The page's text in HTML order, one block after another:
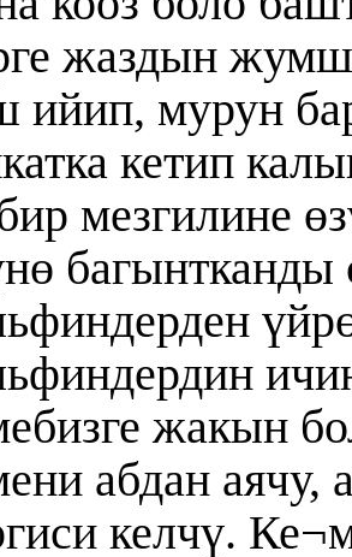
жаздын
ийип, мурун
кетип
мезгилине
багынтканды
жакын
абдан аячу,
келчү.